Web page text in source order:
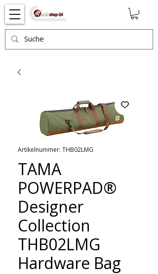
Artikelnummer: THB02LMG
TAMA
POWERPAD®
Designer
Collection
THB02LMG
Hardware Bag